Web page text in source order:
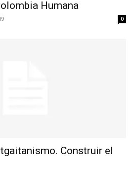
Humana
0
Construir el